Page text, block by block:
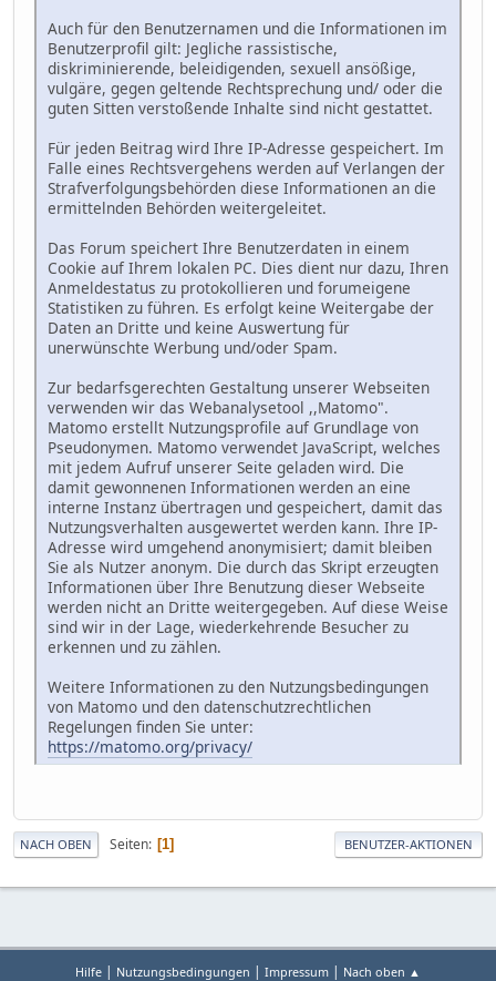
Auch für den Benutzernamen und die Informationen im
Benutzerprofil gilt: Jegliche rassistische,
diskriminierende, beleidigenden, sexuell ansößige,
vulgäre, gegen geltende Rechtsprechung und/ oder die
guten Sitten verstoßende Inhalte sind nicht gestattet.
Für jeden Beitrag wird Ihre IP-Adresse gespeichert. Im
Falle eines Rechtsvergehens werden auf Verlangen der
Strafverfolgungsbehörden diese Informationen an die
ermittelnden Behörden weitergeleitet.
Das Forum speichert Ihre Benutzerdaten in einem
Cookie auf Ihrem lokalen PC. Dies dient nur dazu, Ihren
Anmeldestatus zu protokollieren und forumeigene
Statistiken zu führen. Es erfolgt keine Weitergabe der
Daten an Dritte und keine Auswertung für
unerwünschte Werbung und/oder Spam.
Zur bedarfsgerechten Gestaltung unserer Webseiten
verwenden wir das Webanalysetool ,,Matomo".
Matomo erstellt Nutzungsprofile auf Grundlage von
Pseudonymen. Matomo verwendet JavaScript, welches
mit jedem Aufruf unserer Seite geladen wird. Die
damit gewonnenen Informationen werden an eine
interne Instanz übertragen und gespeichert, damit das
Nutzungsverhalten ausgewertet werden kann. Ihre IP-
Adresse wird umgehend anonymisiert; damit bleiben
Sie als Nutzer anonym. Die durch das Skript erzeugten
Informationen über Ihre Benutzung dieser Webseite
werden nicht an Dritte weitergegeben. Auf diese Weise
sind wir in der Lage, wiederkehrende Besucher zu
erkennen und zu zählen.
Weitere Informationen zu den Nutzungsbedingungen
von Matomo und den datenschutzrechtlichen
Regelungen finden Sie unter:
https://matomo.org/privacy/
NACH OBEN Seiten 1 BENUTZER-AKTIONEN
Hilfe | Nutzungsbedingungen | Impressum | Nach oben ▲